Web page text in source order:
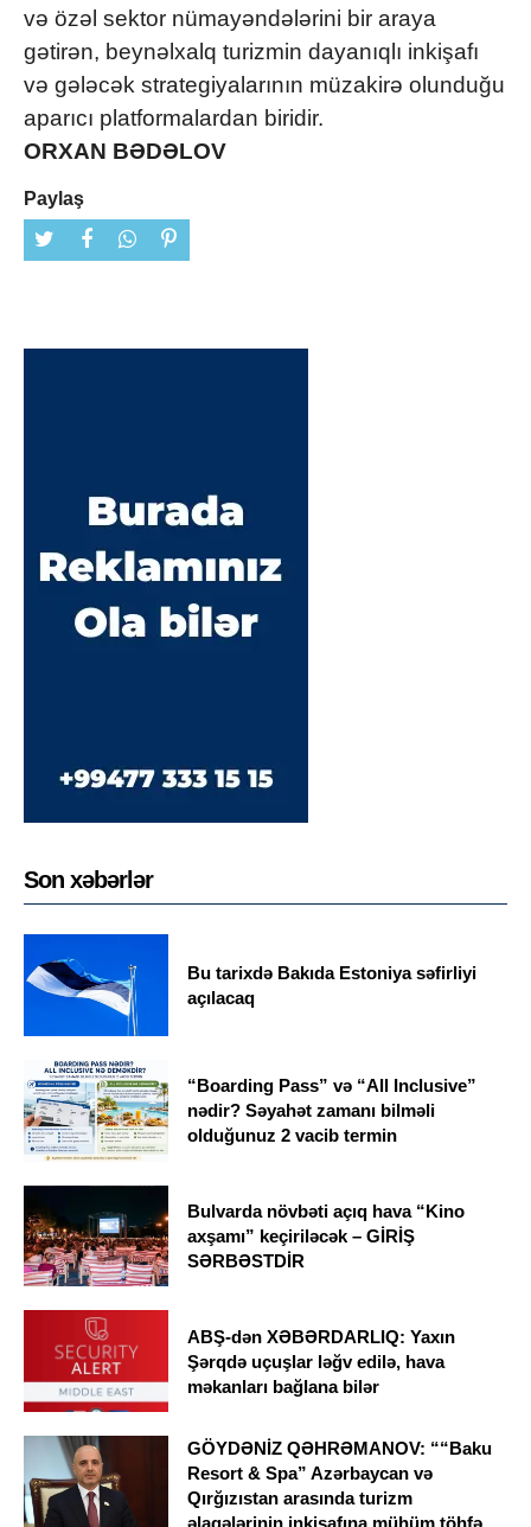
və özəl sektor nümayəndələrini bir araya
gətirən, beynəlxalq turizmin dayanıqlı inkişafı
və gələcək strategiyalarının müzakirə olunduğu
aparıcı platformalardan biridir.
ORXAN BƏDƏLOV
Paylaş
Son xəbərlər
Bu tarixdə Bakıda Estoniya səfirliyi
açılacaq
“Boarding Pass” və “All Inclusive”
nədir? Səyahət zamanı bilməli
olduğunuz 2 vacib termin
Bulvarda növbəti açıq hava “Kino
axşamı” keçiriləcək – GİRİŞ
SƏRBƏSTDİR
ABŞ-dən XƏBƏRDARLIQ: Yaxın
Şərqdə uçuşlar ləğv edilə, hava
məkanları bağlana bilər
GÖYDƏNİZ QƏHRƏMANOV: ““Baku
Resort & Spa” Azərbaycan və
Qırğızıstan arasında turizm
əlaqələrinin inkişafına mühüm töhfə